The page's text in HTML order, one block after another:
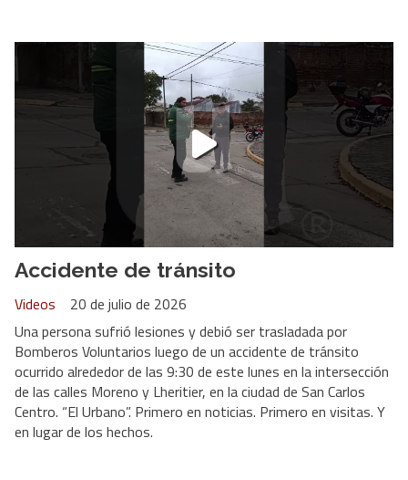
Accidente de tránsito
Videos
20 de julio de 2026
Una persona sufrió lesiones y debió ser trasladada por
Bomberos Voluntarios luego de un accidente de tránsito
ocurrido alrededor de las 9:30 de este lunes en la intersección
de las calles Moreno y Lheritier, en la ciudad de San Carlos
Centro. “El Urbano”. Primero en noticias. Primero en visitas. Y
en lugar de los hechos.